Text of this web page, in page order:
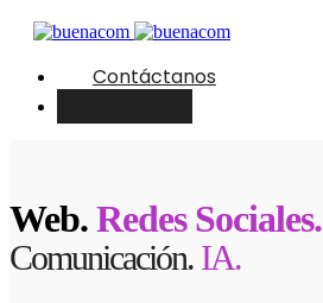
Contáctanos
Web.Redes Sociales.
Comunicación. IA.